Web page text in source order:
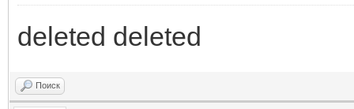
deleted deleted
Поиск